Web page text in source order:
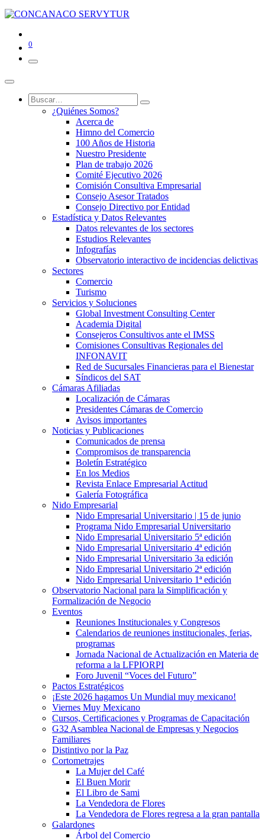
0
¿Quiénes Somos?
Acerca de
Himno del Comercio
100 Años de Historia
Nuestro Presidente
Plan de trabajo 2026
Comité Ejecutivo 2026
Comisión Consultiva Empresarial
Consejo Asesor Tratados
Consejo Directivo por Entidad
Estadística y Datos Relevantes
Datos relevantes de los sectores
Estudios Relevantes
Infografías
Observatorio interactivo de incidencias delictivas
Sectores
Comercio
Turismo
Servicios y Soluciones
Global Investment Consulting Center
Academia Digital
Consejeros Consultivos ante el IMSS
Comisiones Consultivas Regionales del
INFONAVIT
Red de Sucursales Financieras para el Bienestar
Síndicos del SAT
Cámaras Afiliadas
Localización de Cámaras
Presidentes Cámaras de Comercio
Avisos importantes
Noticias y Publicaciones
Comunicados de prensa
Compromisos de transparencia
Boletín Estratégico
En los Medios
Revista Enlace Empresarial Actitud
Galería Fotográfica
Nido Empresarial
Nido Empresarial Universitario | 15 de junio
Programa Nido Empresarial Universitario
Nido Empresarial Universitario 5ª edición
Nido Empresarial Universitario 4ª edición
Nido Empresarial Universitario 3a edición
Nido Empresarial Universitario 2ª edición
Nido Empresarial Universitario 1ª edición
Observatorio Nacional para la Simplificación y
Formalización de Negocio
Eventos
Reuniones Institucionales y Congresos
Calendarios de reuniones institucionales, ferias,
programas
Jornada Nacional de Actualización en Materia de
reforma a la LFPIORPI
Foro Juvenil “Voces del Futuro”
Pactos Estratégicos
¡Este 2026 hagamos Un Mundial muy mexicano!
Viernes Muy Mexicano
Cursos, Certificaciones y Programas de Capacitación
G32 Asamblea Nacional de Empresas y Negocios
Familiares
Distintivo por la Paz
Cortometrajes
La Mujer del Café
El Buen Morir
El Libro de Sami
La Vendedora de Flores
La Vendedora de Flores regresa a la gran pantalla
Galardones
Árbol del Comercio